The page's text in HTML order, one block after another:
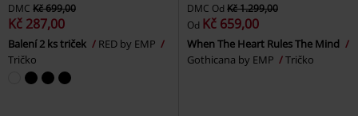
DMC Kč 699,00
Kč 287,00
Balení 2 ks triček
RED by EMP
Tričko
DMC Od Kč 1.299,00
Od Kč 659,00
When The Heart Rules The Mind
Gothicana by EMP
Tričko